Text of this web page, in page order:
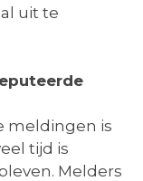
uit te
meldingen is
tijd is
Melders